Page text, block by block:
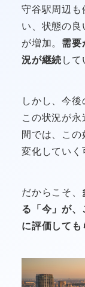
守谷駅周辺
い、状態の
が増加。 需要
況が継続 して
しかし、今後
この状況が
間では、こ
変化していく
だからこそ、
る「今」が
に評価して